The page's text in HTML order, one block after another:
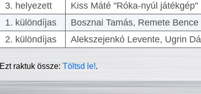
3. helyezett
Kiss Máté "Róka-nyúl játékgép"
1. különdíjas
Bosznai Tamás, Remete
2. különdíjas
Alekszejenkó Levente, Ugrin
Ezt raktuk össze:Töltsd le!.